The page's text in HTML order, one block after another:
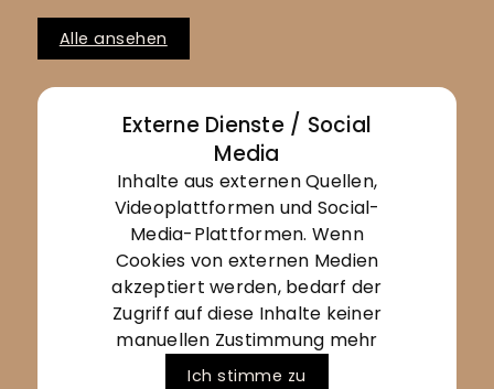
Alle ansehen
Externe Dienste / Social
Media
Inhalte aus externen Quellen,
Videoplattformen und Social-
Media-Plattformen. Wenn
Cookies von externen Medien
akzeptiert werden, bedarf der
Zugriff auf diese Inhalte keiner
manuellen Zustimmung mehr
Ich stimme zu